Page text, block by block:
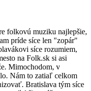
folkovú muziku najlepšie,
príde síce len "zopár"
síce rozumiem,
na Folk.sk si asi
Mimochodom, v
Nám to zatiaľ celkom
Bratislava tým síce